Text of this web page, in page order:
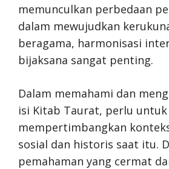
memunculkan perbedaan
dalam mewujudkan
beragama, harmonisasi
bijaksana sangat penting.
Dalam memahami dan
isi Kitab Taurat, perlu untuk
mempertimbangkan
sosial dan historis saat itu.
pemahaman yang cermat